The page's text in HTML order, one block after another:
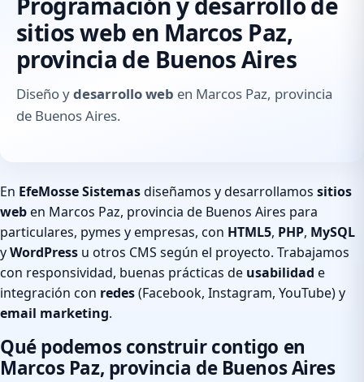
sitios web en Marcos Paz,
provincia de Buenos Aires
Diseño ydesarrollo web en Marcos Paz, provincia
de Buenos Aires.
En EfeMosse Sistemasdiseñamos y desarrollamos sitios
weben Marcos Paz, provincia de Buenos Aires para
particulares, pymes y empresas, con HTML5, PHP, MySQL
yWordPress u otros CMS según el proyecto. Trabajamos
con responsividad, buenas prácticas de usabilidad e
integración con redes(Facebook, Instagram, YouTube) y
email marketing.
Qué podemos construir contigo en
Marcos Paz, provincia de Buenos Aires